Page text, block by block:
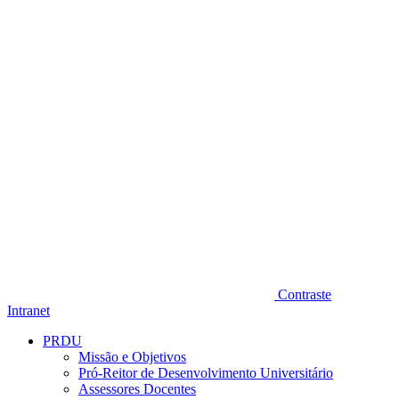
Contraste
Intranet
PRDU
Missão e Objetivos
Pró-Reitor de Desenvolvimento Universitário
Assessores Docentes